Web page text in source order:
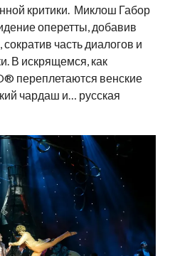
критики. Миклош Габор
оперетты, добавив
часть диалогов и
В искрящемся, как
переплетаются венские
чардаш и… русская